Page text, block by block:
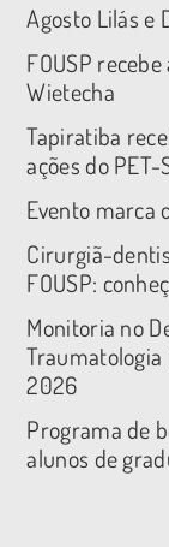
Agosto Lilás e
FOUSP
Wietecha
Tapiratiba
ações do
Evento marca
Cirurgiã-
FOUSP:
Monitoria no
2026
Programa de
alunos de